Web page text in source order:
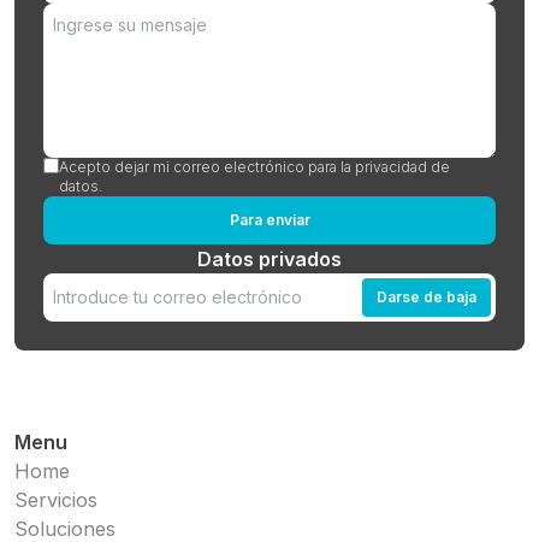
Menu
Home
Servicios
Soluciones
Acepto dejar mi correo electrónico para la privacidad de
datos.
Para enviar
Datos privados
Darse de baja